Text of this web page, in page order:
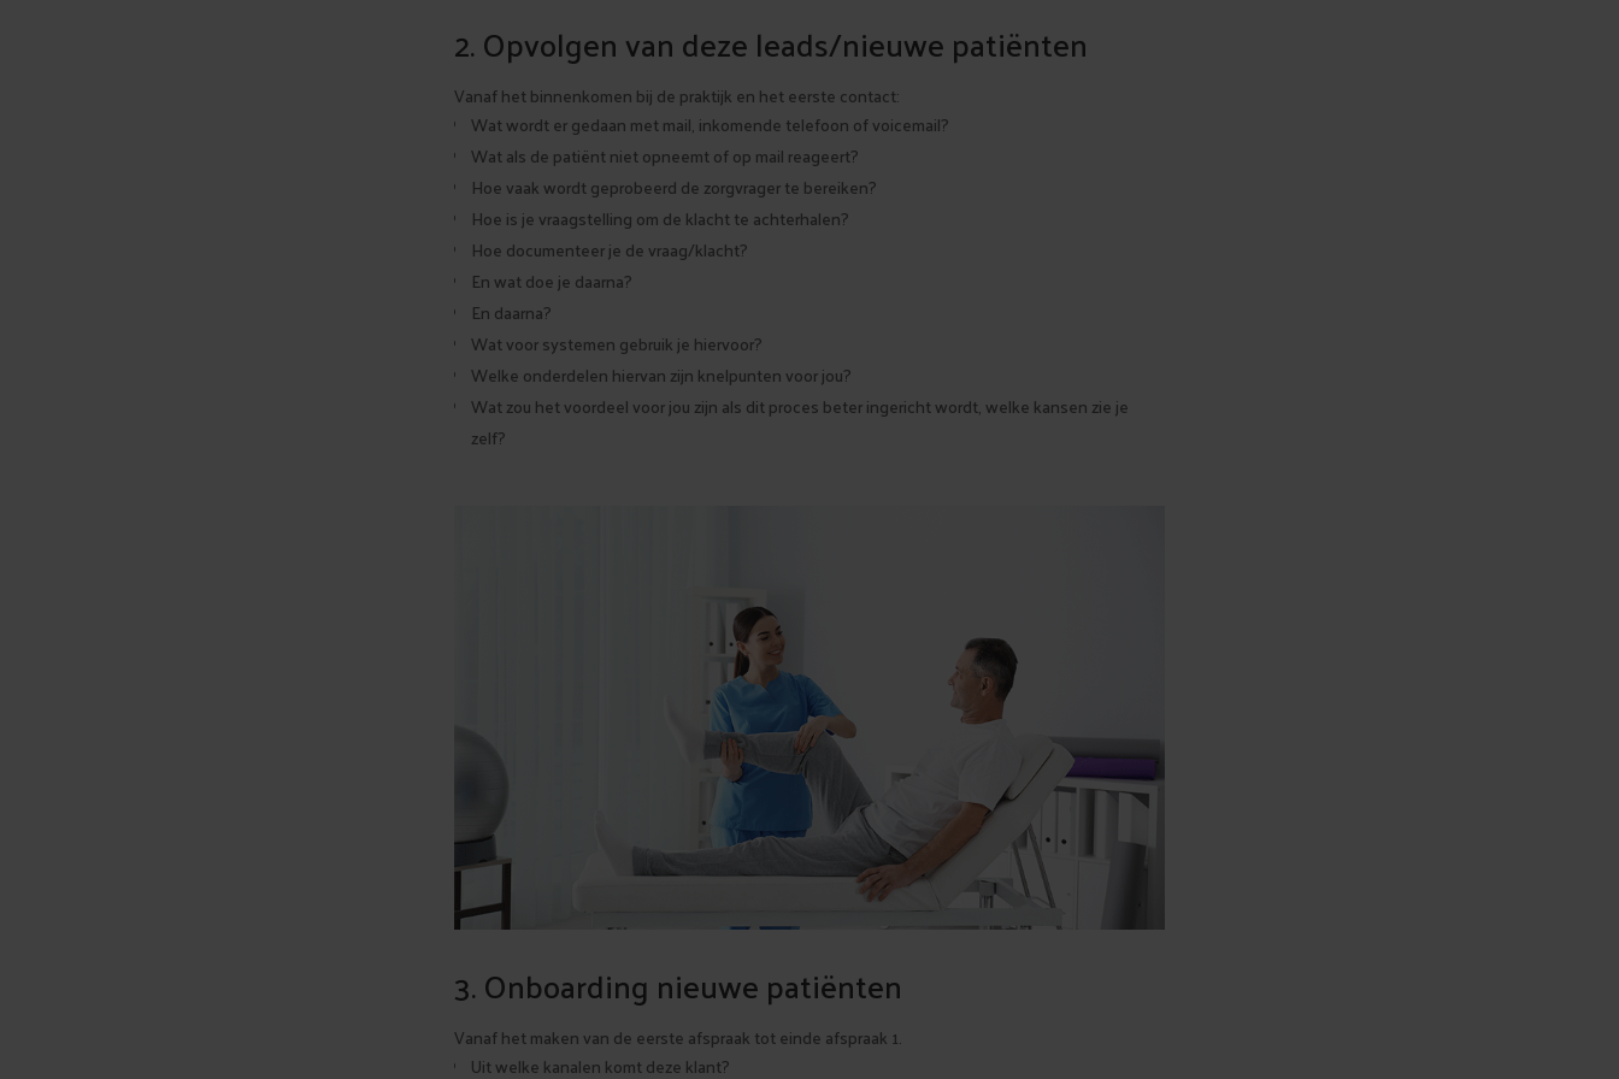
2. Opvolgen van deze leads/nieuwe patiënten
Vanaf het binnenkomen bij de praktijk en het eerste contact:
Wat wordt er gedaan met mail, inkomende telefoon of voicemail?
Wat als de patiënt niet opneemt of op mail reageert?
Hoe vaak wordt geprobeerd de zorgvrager te bereiken?
Hoe is je vraagstelling om de klacht te achterhalen?
Hoe documenteer je de vraag/klacht?
En wat doe je daarna?
En daarna?
Wat voor systemen gebruik je hiervoor?
Welke onderdelen hiervan zijn knelpunten voor jou?
Wat zou het voordeel voor jou zijn als dit proces beter ingericht wordt, welke kansen zie je
zelf?
3. Onboarding nieuwe patiënten
Vanaf het maken van de eerste afspraak tot einde afspraak 1.
Uit welke kanalen komt deze klant?